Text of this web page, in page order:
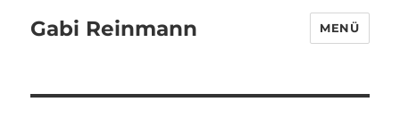
Gabi Reinmann MENÜ